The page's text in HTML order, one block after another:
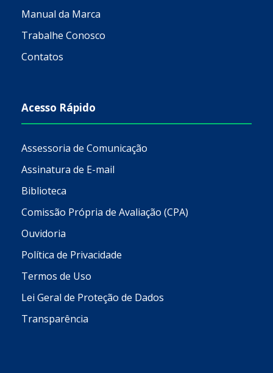
Manual da Marca
Trabalhe Conosco
Contatos
Acesso Rápido
Assessoria de Comunicação
Assinatura de E-mail
Biblioteca
Comissão Própria de Avaliação (CPA)
Ouvidoria
Política de Privacidade
Termos de Uso
Lei Geral de Proteção de Dados
Transparência